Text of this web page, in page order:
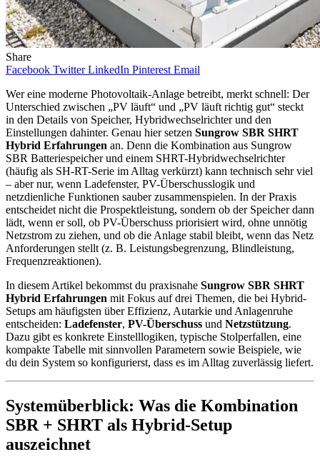
Share
Facebook Twitter LinkedIn Pinterest Email
Wer eine moderne Photovoltaik-Anlage betreibt, merkt schnell: Der
Unterschied zwischen „PV läuft“ und „PV läuft richtig gut“ steckt
in den Details von Speicher, Hybridwechselrichter und den
Einstellungen dahinter. Genau hier setzen Sungrow SBR SHRT
Hybrid Erfahrungen an. Denn die Kombination aus Sungrow
SBR Batteriespeicher und einem SHRT-Hybridwechselrichter
(häufig als SH-RT-Serie im Alltag verkürzt) kann technisch sehr viel
– aber nur, wenn Ladefenster, PV-Überschusslogik und
netzdienliche Funktionen sauber zusammenspielen. In der Praxis
entscheidet nicht die Prospektleistung, sondern ob der Speicher dann
lädt, wenn er soll, ob PV-Überschuss priorisiert wird, ohne unnötig
Netzstrom zu ziehen, und ob die Anlage stabil bleibt, wenn das Netz
Anforderungen stellt (z. B. Leistungsbegrenzung, Blindleistung,
Frequenzreaktionen).
In diesem Artikel bekommst du praxisnahe Sungrow SBR SHRT
Hybrid Erfahrungen mit Fokus auf drei Themen, die bei Hybrid-
Setups am häufigsten über Effizienz, Autarkie und Anlagenruhe
entscheiden: Ladefenster, PV-Überschuss und Netzstützung.
Dazu gibt es konkrete Einstelllogiken, typische Stolperfallen, eine
kompakte Tabelle mit sinnvollen Parametern sowie Beispiele, wie
du dein System so konfigurierst, dass es im Alltag zuverlässig liefert.
Systemüberblick: Was die Kombination
SBR + SHRT als Hybrid-Setup
auszeichnet